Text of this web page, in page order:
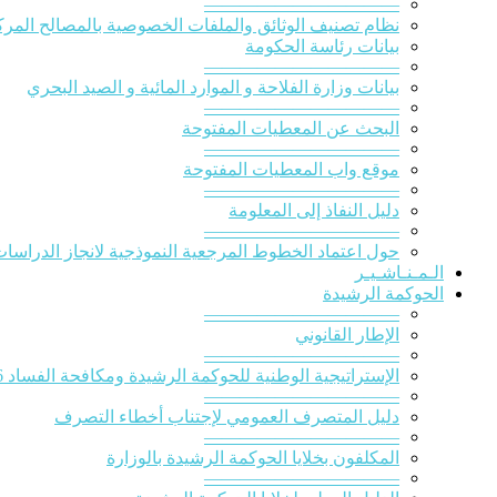
———————————
نظام تصنيف الوثائق والملفات الخصوصية بالمصالح
بيانات رئاسة الحكومة
———————————
بيانات وزارة الفلاحة و الموارد المائية و الصيد البحري
———————————
البحث عن المعطيات المفتوحة
———————————
موقع واب المعطيات المفتوحة
———————————
دليل النفاذ إلى المعلومة
———————————
حول اعتماد الخطوط المرجعية النموذجية لانجاز
الـمـنـاشـيـر
الحوكمة الرشيدة
———————————
الإطار القانوني
———————————
الإستراتيجية الوطنية للحوكمة الرشيدة ومكافحة الفساد 2016-2020
———————————
دليل المتصرف العمومي لإجتناب أخطاء التصرف
———————————
المكلفون بخلايا الحوكمة الرشيدة بالوزارة
———————————